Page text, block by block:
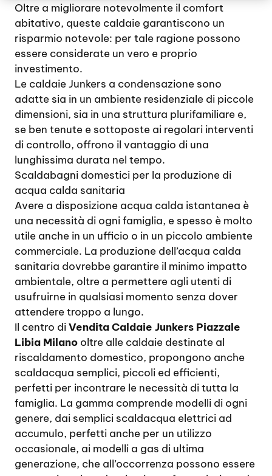
Oltre a migliorare notevolmente il comfort
abitativo, queste caldaie garantiscono un
risparmio notevole: per tale ragione possono
essere considerate un vero e proprio
investimento.
Le caldaie Junkers a condensazione sono
adatte sia in un ambiente residenziale di piccole
dimensioni, sia in una struttura plurifamiliare e,
se ben tenute e sottoposte ai regolari interventi
di controllo, offrono il vantaggio di una
lunghissima durata nel tempo.
Scaldabagni domestici per la produzione di
acqua calda sanitaria
Avere a disposizione acqua calda istantanea è
una necessità di ogni famiglia, e spesso è molto
utile anche in un ufficio o in un piccolo ambiente
commerciale. La produzione dell’acqua calda
sanitaria dovrebbe garantire il minimo impatto
ambientale, oltre a permettere agli utenti di
usufruirne in qualsiasi momento senza dover
attendere troppo a lungo.
Il centro diVendita Caldaie Junkers Piazzale
Libia Milano oltre alle caldaie destinate al
riscaldamento domestico, propongono anche
scaldacqua semplici, piccoli ed efficienti,
perfetti per incontrare le necessità di tutta la
famiglia. La gamma comprende modelli di ogni
genere, dai semplici scaldacqua elettrici ad
accumulo, perfetti anche per un utilizzo
occasionale, ai modelli a gas di ultima
generazione, che all’occorrenza possono essere